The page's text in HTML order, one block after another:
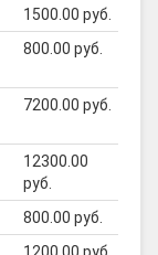
1500.00 руб.
800.00 руб.
7200.00 руб.
12300.00
руб.
800.00 руб.